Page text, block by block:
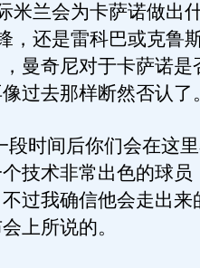
兰会为卡萨诺做出
，还是雷科巴或克鲁
曼奇尼对于卡萨诺是
过去那样断然否认了
时间后你们会在这里
技术非常出色的球员
过我确信他会走出来
上所说的。